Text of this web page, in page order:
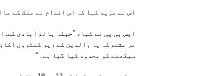
اس نے مزید کہا کہ اس اقدام نے ملک کے
تر مشترکہ یا والدین کے زیر کنٹرول
سیکھنے کو محدود کیا گیا ہے۔”